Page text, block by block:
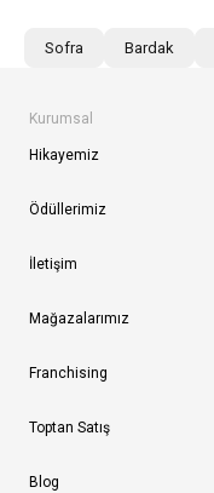
Sofra Bardak
Kurumsal
Hikayemiz
Ödüllerimiz
İletişim
Mağazalarımız
Franchising
Toptan Satış
Blog